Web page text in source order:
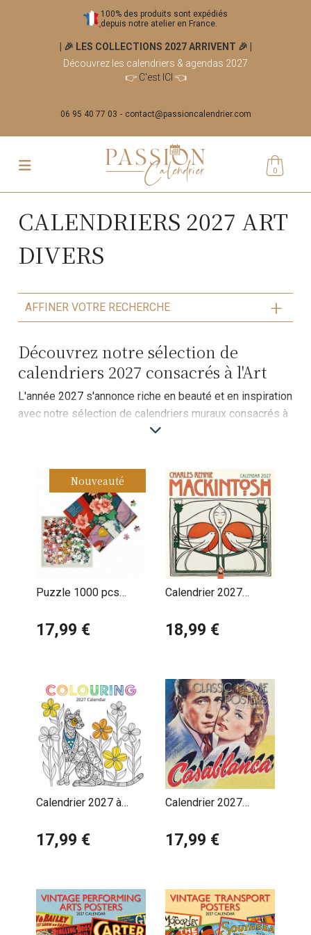
100% des produits sont expédiés
depuis notre atelier en France.
| 🎉 LES COLLECTIONS 2027 ARRIVENT 🎉
Découvrez les calendriers & agendas 2027
👉 C'est ICI 👈
06 95 40 77 03 contact@passioncalendrier.com
0
CALENDRIERS 2027 ART
DIVERS
AFFINER VOTRE RECHERCHE
Découvrez notre sélection de
calendriers 2027 consacrés à l'Art
L'année 2027 s'annonce riche en beauté et en inspiration
avec notre sélection de calendriers muraux consacrés à
l'art. Chaque calendrier vous offre un voyage à travers
des chefs-d'œuvre intemporels et des artistes
emblématiques. Que vous soyez un amateur d'art
classique, moderne ou contemporain, vous trouverez le
calendrier parfait pour illuminer vos murs et enrichir vos
journées. Cliquez pour entrer dans notre prestigieuse
galerie d'art et choisissez le calendrier qui
accompagnera votre année 2027.
Nouveauté
Puzzle 1000 pcs
Peploe
17,99 €
Calendrier 2027
Mackintosh
18,99 €
Calendrier 2027 à
Détente
17,99 €
Calendrier 2027
Rétro Vintage
17,99 €